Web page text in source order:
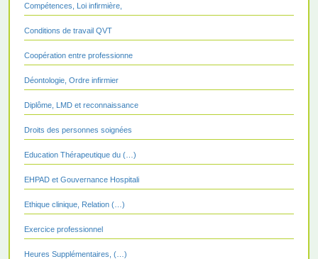
Compétences, Loi infirmière,
Conditions de travail QVT
Coopération entre professionne
Déontologie, Ordre infirmier
Diplôme, LMD et reconnaissance
Droits des personnes soignées
Education Thérapeutique du (…)
EHPAD et Gouvernance Hospitali
Ethique clinique, Relation (…)
Exercice professionnel
Heures Supplémentaires, (…)